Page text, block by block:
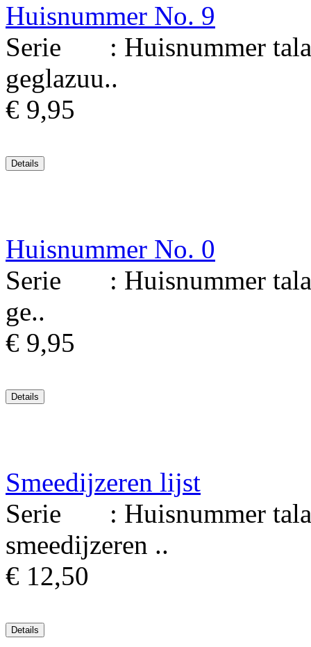
Huisnummer No. 9
Serie : Huisnummer
geglazuu..
€ 9,95
Huisnummer No. 0
Serie : Huisnummer
ge..
€ 9,95
Smeedijzeren lijst
Serie : Huisnummer
smeedijzeren ..
€ 12,50